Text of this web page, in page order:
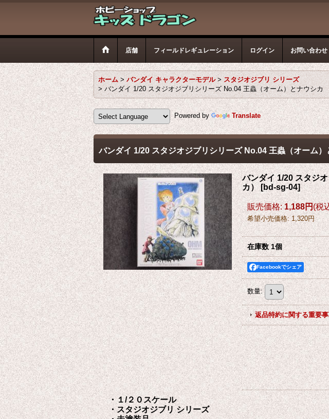
店舗 フィールドレギュレーション ログイン お問い合わせ
ホーム > バンダイ キャラクターモデル > スタジオジブリ シリーズ
> バンダイ 1/20 スタジオジブリシリーズ No.04 王蟲（オーム）とナウシカ
Powered by Translate
バンダイ 1/20 スタジオジブリシリーズ No.04 王蟲（オーム）
バンダイ 1/20 スタジ
カ） [bd-sg-04]
販売価格: 1,188円(税
希望小売価格: 1,320円
在庫数 1個
Facebookでシェア
数量:
返品特約に関する重要
・１/２０スケール
・スタジオジブリ シリーズ